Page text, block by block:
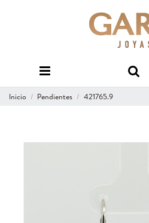
Inicio Pendientes 421765.9